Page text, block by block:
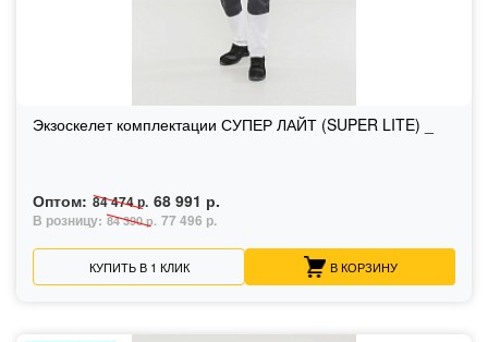
Экзоскелет комплектации СУПЕР ЛАЙТ (SUPER LITE) _
Оптом: 84 474 р. 68 991 р.
В розницу: 84 390 р. 77 496 р.
КУПИТЬ В 1 КЛИК В КОРЗИНУ